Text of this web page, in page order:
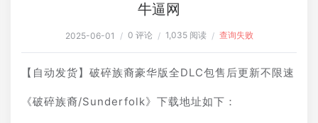
牛逼网
2025-06-01 / 0 评论 / 1,035 阅读 / 查询失败
【自动发货】破碎族裔豪华版全DLC包售后更新不限速
《破碎族裔/Sunderfolk》下载地址如下：